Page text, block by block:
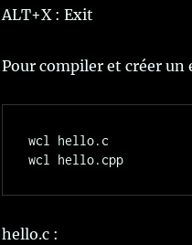
ALT+X : Exit
Pour compiler et créer un
wcl hello.c
wcl hello.cpp
hello.c :